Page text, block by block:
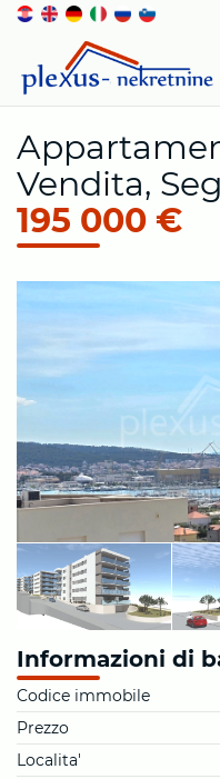
Vendita,
195 000 €
Informazioni di
Codice immobile
Prezzo
Localita'